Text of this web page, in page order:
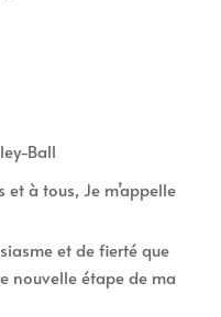
Ball
à tous, Je m’appelle
et de fierté que
nouvelle étape de ma